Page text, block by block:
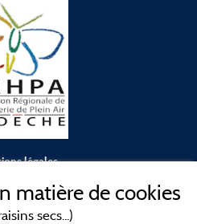
légales
matière de cookies
secs...)